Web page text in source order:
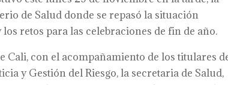
de Salud donde se repasó la situación
retos para las celebraciones de fin de año.
con el acompañamiento de los titulares
y Gestión del Riesgo, la secretaria de Salud,